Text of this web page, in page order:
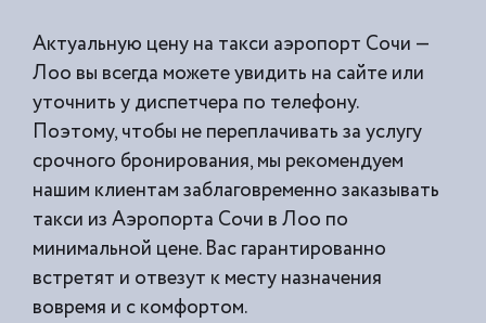
Актуальную цену на такси аэропорт Сочи —
Лоо вы всегда можете увидить на сайте или
уточнить у диспетчера по телефону.
Поэтому, чтобы не переплачивать за услугу
срочного бронирования, мы рекомендуем
нашим клиентам заблаговременно заказывать
такси изАэропорта Сочи в Лоо по
минимальной цене. Вас гарантированно
встретят и отвезут к месту назначения
вовремя и с комфортом.